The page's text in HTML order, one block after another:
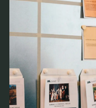
At undersøge effekten af
At forstå synligt og usynligt
At undersøge betydningen